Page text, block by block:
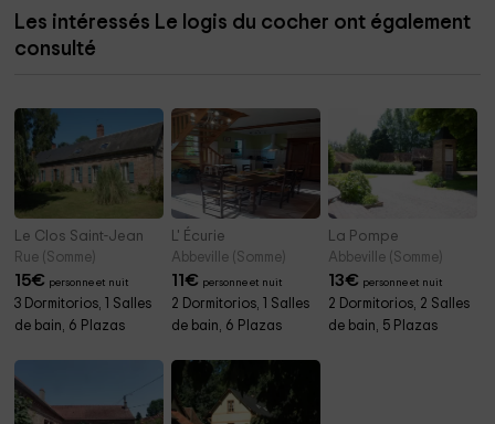
Les intéressés Le logis du cocher ont également
consulté
Le Clos Saint-Jean
Rue (Somme)
15€ personne et nuit
3 Dormitorios, 1 Salles
de bain, 6 Plazas
L' Écurie
Abbeville (Somme)
11€ personne et nuit
2 Dormitorios, 1 Salles
de bain, 6 Plazas
La Pompe
Abbeville (Somme)
13€ personne et nuit
2 Dormitorios, 2 Salles
de bain, 5 Plazas